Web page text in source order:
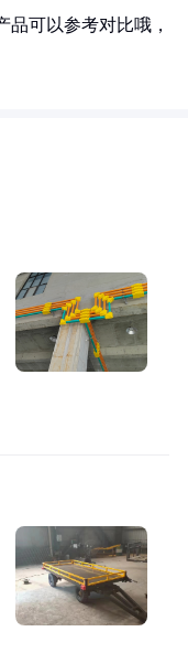
品可以参考对比哦，